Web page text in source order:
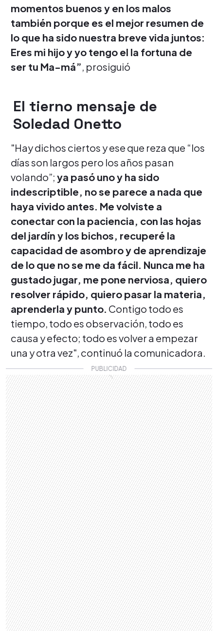
momentos buenos y en los malos
también porque es el mejor resumen de
lo que ha sido nuestra breve vida juntos:
Eres mi hijo y yo tengo el la fortuna de
ser tu Ma-má”, prosiguió
El tierno mensaje de
Soledad Onetto
"Hay dichos ciertos y ese que reza que “los
días son largos pero los años pasan
volando”; ya pasó uno y ha sido
indescriptible, no se parece a nada que
haya vivido antes. Me volviste a
conectar con la paciencia, con las hojas
del jardín y los bichos, recuperé la
capacidad de asombro y de aprendizaje
de lo que no se me da fácil. Nunca me ha
gustado jugar, me pone nerviosa, quiero
resolver rápido, quiero pasar la materia,
aprenderla y punto. Contigo todo es
tiempo, todo es observación, todo es
causa y efecto; todo es volver a empezar
una y otra vez", continuó la comunicadora.